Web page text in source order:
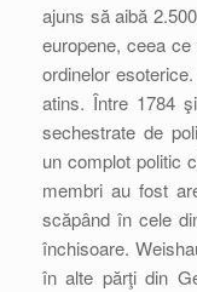
ajuns să aibă
europene, ceea
ordinelor
atins. Între 1784
sechestrate de
un complot politic
membri au fost
scăpând în cele
închisoare.
în alte părţi din